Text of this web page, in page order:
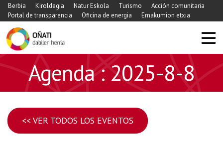
Berbia Kiroldegia Natur Eskola Turismo
Acción comunitaria
Portal de transparencia
Oficina de energia Emakumion etxia
Agenda : 2025-8-8
<< VER TODOS LOS EVENTOS